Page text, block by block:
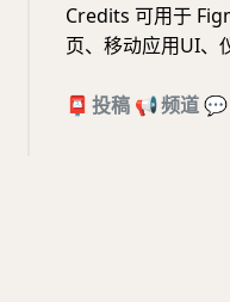
Credits 可用于
页、移动应用UI、
📮 投稿 📢频道💬